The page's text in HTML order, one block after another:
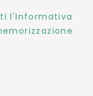
l'Informativa